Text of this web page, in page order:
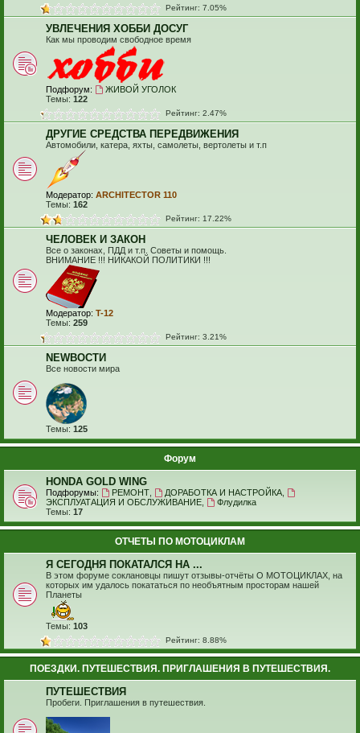
Рейтинг: 7.05%
УВЛЕЧЕНИЯ ХОББИ ДОСУГ
Как мы проводим свободное время
Подфорум:
ЖИВОЙ УГОЛОК
Темы: 122
Рейтинг: 2.47%
ДРУГИЕ СРЕДСТВА ПЕРЕДВИЖЕНИЯ
Автомобили, катера, яхты, самолеты, вертолеты и т.п
Модератор: ARCHITECTOR 110
Темы: 162
Рейтинг: 17.22%
ЧЕЛОВЕК И ЗАКОН
Все о законах, ПДД и т.п. Советы и помощь.
ВНИМАНИЕ !!! НИКАКОЙ ПОЛИТИКИ !!!
Модератор: T-12
Темы: 259
Рейтинг: 3.21%
NEWВОСТИ
Все новости мира
Темы: 125
Форум
HONDA GOLD WING
Подфорумы: РЕМОНТ, ДОРАБОТКА И НАСТРОЙКА,
ЭКСПЛУАТАЦИЯ И ОБСЛУЖИВАНИЕ
Флудилка
Темы: 17
ОТЧЕТЫ ПО МОТОЦИКЛАМ
Я СЕГОДНЯ ПОКАТАЛСЯ НА ...
В этом форуме соклановцы пишут отзывы-отчёты О МОТОЦИКЛАХ, на
которых им удалось покататься по необъятным просторам нашей
Планеты
Темы: 103
Рейтинг: 8.88%
ПОЕЗДКИ. ПУТЕШЕСТВИЯ. ПРИГЛАШЕНИЯ В ПУТЕШЕСТВИЯ.
ПУТЕШЕСТВИЯ
Пробеги. Приглашения в путешествия.